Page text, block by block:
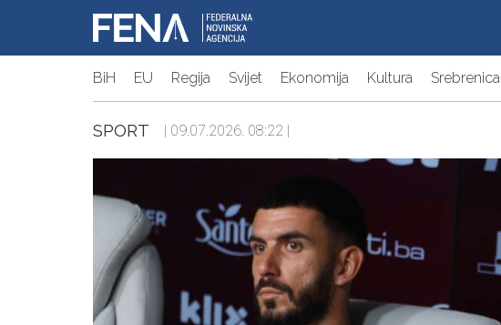
BiH EU Regija Svijet Ekonomija Kultura Srebrenica
SPORT | 09.07.2026. 08:22 |